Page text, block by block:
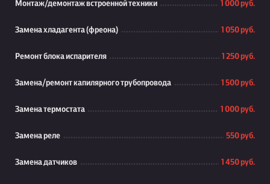
Монтаж/демонтаж встроенной техники 1 000 руб.
Замена хладагента (фреона) 1 050 руб.
Ремонт блока испарителя 1 250 руб.
Замена/ремонт капилярного трубопровода 1 500 руб.
Замена термостата 1 000 руб.
Замена реле 550 руб.
Замена датчиков 1 450 руб.